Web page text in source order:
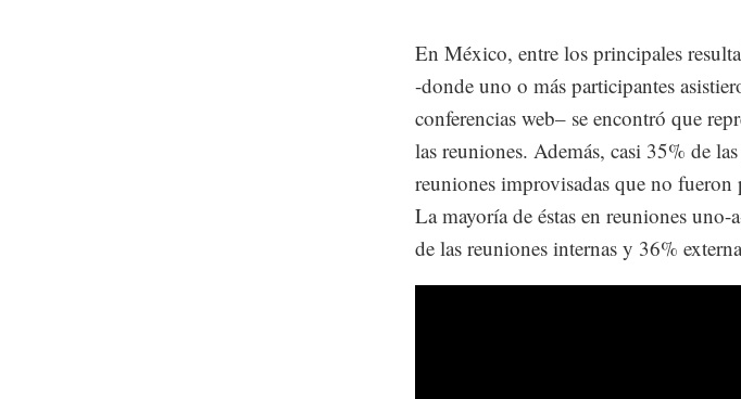
En México, entre los principales
-donde uno o más participantes
conferencias web– se encontró que
las reuniones. Además, casi 35% de
reuniones improvisadas que no fueron
La mayoría de éstas en reuniones
de las reuniones internas y 36%